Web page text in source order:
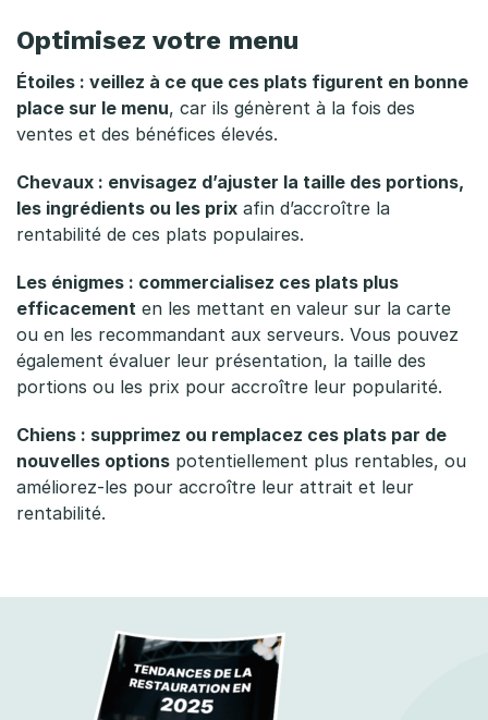
s
p
r
i
x
p
l
u
s
b
a
s
p
u
Optimisez votre menu
Étoiles : veillez à ce que ces plats figurent en bonne
place sur le menu, car ils génèrent à la fois des
ventes et des bénéfices élevés.
Chevaux : envisagez d’ajuster la taille des portions,
les ingrédients ou les prix afin d’accroître la
rentabilité de ces plats populaires.
Les énigmes : commercialisez ces plats plus
efficacement en les mettant en valeur sur la carte
ou en les recommandant aux serveurs. Vous pouvez
également évaluer leur présentation, la taille des
portions ou les prix pour accroître leur popularité.
Chiens : supprimez ou remplacez ces plats par de
nouvelles options potentiellement plus rentables, ou
améliorez-les pour accroître leur attrait et leur
rentabilité.